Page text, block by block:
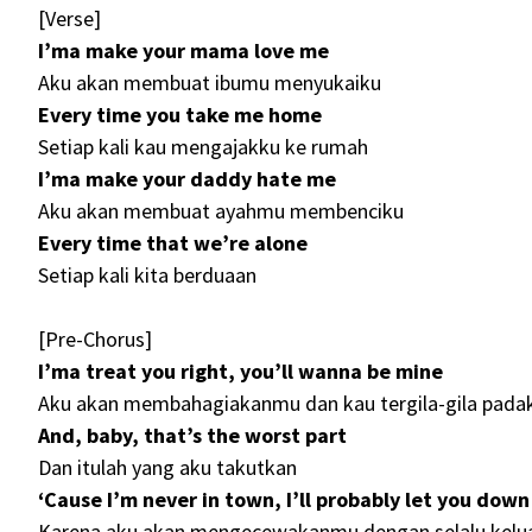
[Verse]
I’ma make your mama love me
Aku akan membuat ibumu menyukaiku
Every time you take me home
Setiap kali kau mengajakku ke rumah
I’ma make your daddy hate me
Aku akan membuat ayahmu membenciku
Every time that we’re alone
Setiap kali kita berduaan
[Pre-Chorus]
I’ma treat you right, you’ll wanna be mine
Aku akan membahagiakanmu dan kau tergila-gila
And, baby, that’s the worst part
Dan itulah yang aku takutkan
‘Cause I’m never in town, I’ll probably let you down